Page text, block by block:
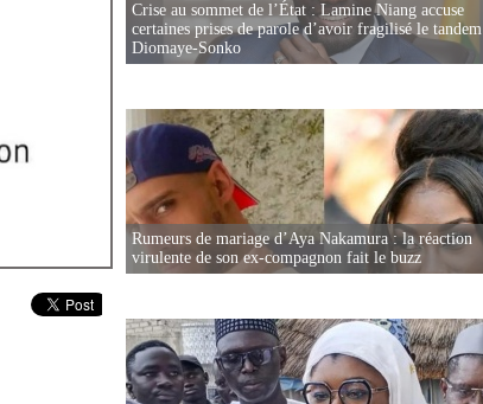
Crise au sommet de l’État : Lamine Niang accuse
certaines prises de parole d’avoir fragilisé le tandem
Diomaye-Sonko
Rumeurs de mariage d’Aya Nakamura : la réaction
virulente de son ex-compagnon fait le buzz